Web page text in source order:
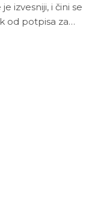
izvesniji, i čini se
od potpisa za…